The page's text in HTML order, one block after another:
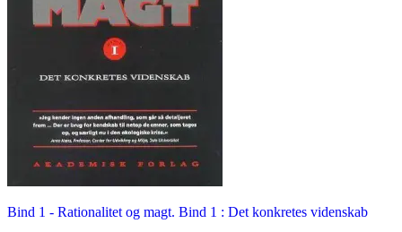
Bind 1 - Rationalitet og magt. Bind 1 : Det konkretes videnskab